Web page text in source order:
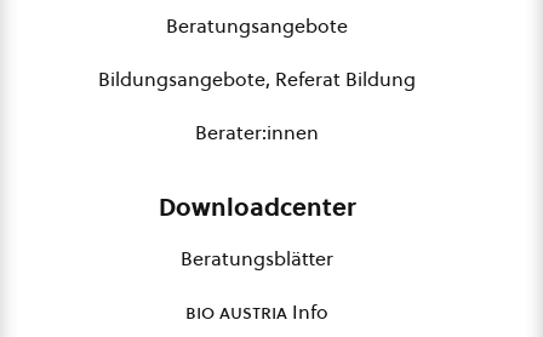
Beratungsangebote
Bildungsangebote, Referat Bildung
Berater:innen
Downloadcenter
Beratungsblätter
bio austria Info